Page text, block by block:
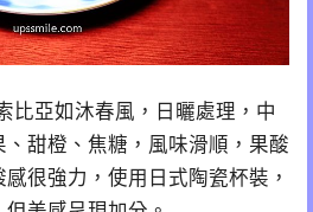
比亞如沐春風，日曬處理，中
甜橙、焦糖，風味滑順，果酸
很強力，使用日式陶瓷杯裝，